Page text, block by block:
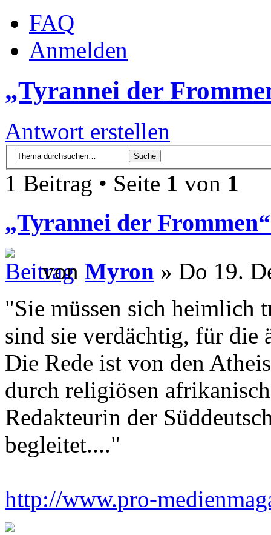
FAQ
Anmelden
„Tyrannei der
Antwort erstellen
1 Beitrag • Seite 1 von 1
„Tyrannei der
von Myron » Do 19.
"Sie müssen sich heimlich
sind sie verdächtig, für die
Die Rede ist von den
durch religiösen
Redakteurin der
begleitet...."
http://www.pro-